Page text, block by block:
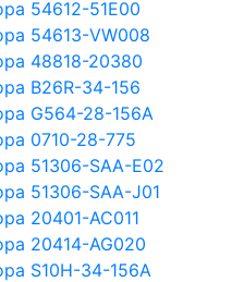
54612-51E00
54613-VW008
48818-20380
B26R-34-156
G564-28-156A
0710-28-775
51306-SAA-E02
51306-SAA-J01
20401-AC011
20414-AG020
S10H-34-156A